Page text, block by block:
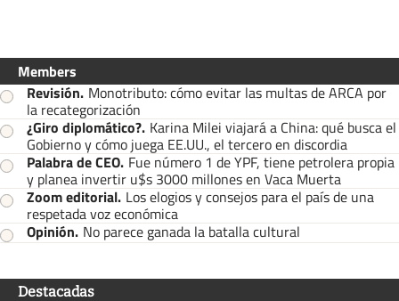
Members
Revisión. Monotributo: cómo evitar las multas de ARCA por
la recategorización
¿Giro diplomático?. Karina Milei viajará a China: qué busca el
Gobierno y cómo juega EE.UU., el tercero en discordia
Palabra de CEO. Fue número 1 de YPF, tiene petrolera propia
y planea invertir u$s 3000 millones en Vaca Muerta
Zoom editorial. Los elogios y consejos para el país de una
respetada voz económica
Opinión. No parece ganada la batalla cultural
Destacadas